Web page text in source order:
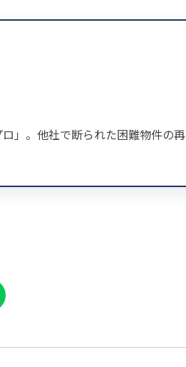
」。他社で断られた困難物件の再